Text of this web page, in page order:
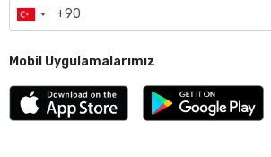
Mobil Uygulamalarımız